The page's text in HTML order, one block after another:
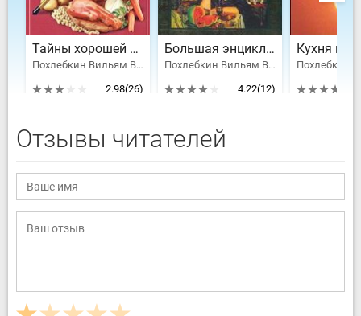
Тайны хорошей кухни
Похлебкин Вильям Васильевич
2.98(26)
Большая энциклопедия кулинарного искусства
Похлебкин Вильям Васильевич
4.22(12)
Кухня
Отзывы читателей